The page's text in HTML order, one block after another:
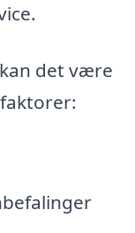
det være